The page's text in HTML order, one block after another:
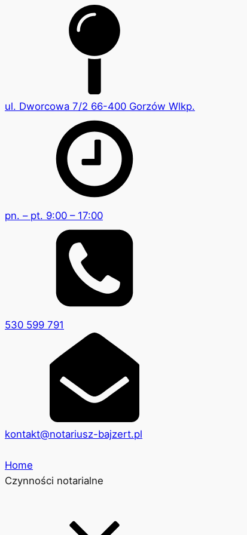
ul. Dworcowa 7/2 66-400 Gorzów Wlkp.
pn. – pt. 9:00 – 17:00
530 599 791
kontakt@notariusz-bajzert.pl
Home
Czynności notarialne